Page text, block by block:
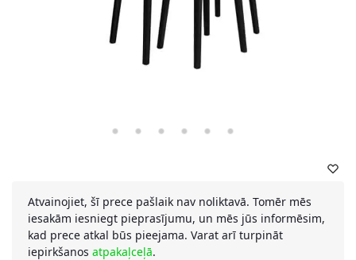
Atvainojiet, šī prece pašlaik nav noliktavā. Tomēr mēs
iesakām iesniegt pieprasījumu, un mēs jūs informēsim,
kad prece atkal būs pieejama. Varat arī turpināt
iepirkšanos atpakaļceļā.